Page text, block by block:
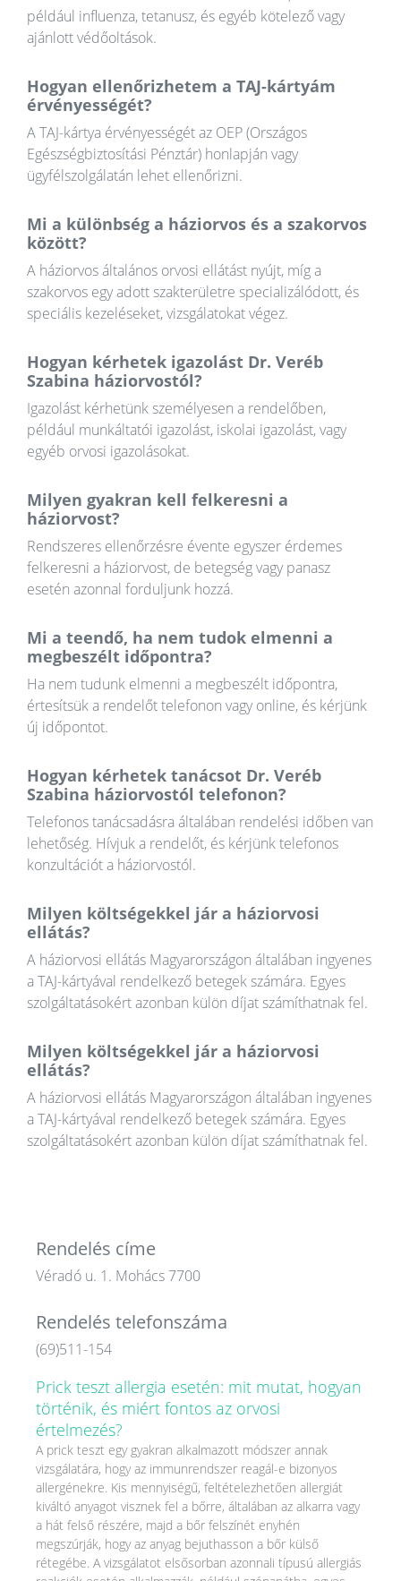
például influenza, tetanusz, és egyéb kötelező vagy
ajánlott védőoltások.
Hogyan ellenőrizhetem a TAJ-kártyám
érvényességét?
A TAJ-kártya érvényességét az OEP (Országos
Egészségbiztosítási Pénztár) honlapján vagy
ügyfélszolgálatán lehet ellenőrizni.
Mi a különbség a háziorvos és a szakorvos
között?
A háziorvos általános orvosi ellátást nyújt, míg a
szakorvos egy adott szakterületre specializálódott, és
speciális kezeléseket, vizsgálatokat végez.
Hogyan kérhetek igazolást Dr. Veréb
Szabina háziorvostól?
Igazolást kérhetünk személyesen a rendelőben,
például munkáltatói igazolást, iskolai igazolást, vagy
egyéb orvosi igazolásokat.
Milyen gyakran kell felkeresni a
háziorvost?
Rendszeres ellenőrzésre évente egyszer érdemes
felkeresni a háziorvost, de betegség vagy panasz
esetén azonnal forduljunk hozzá.
Mi a teendő, ha nem tudok elmenni a
megbeszélt időpontra?
Ha nem tudunk elmenni a megbeszélt időpontra,
értesítsük a rendelőt telefonon vagy online, és kérjünk
új időpontot.
Hogyan kérhetek tanácsot Dr. Veréb
Szabina háziorvostól telefonon?
Telefonos tanácsadásra általában rendelési időben van
lehetőség. Hívjuk a rendelőt, és kérjünk telefonos
konzultációt a háziorvostól.
Milyen költségekkel jár a háziorvosi
ellátás?
A háziorvosi ellátás Magyarországon általában ingyenes
a TAJ-kártyával rendelkező betegek számára. Egyes
szolgáltatásokért azonban külön díjat számíthatnak fel.
Milyen költségekkel jár a háziorvosi
ellátás?
A háziorvosi ellátás Magyarországon általában ingyenes
a TAJ-kártyával rendelkező betegek számára. Egyes
szolgáltatásokért azonban külön díjat számíthatnak fel.
Rendelés címe
Véradó u. 1. Mohács 7700
Rendelés telefonszáma
(69)511-154
Prick teszt allergia esetén: mit mutat, hogyan
történik, és miért fontos az orvosi
értelmezés?
A prick teszt egy gyakran alkalmazott módszer annak
vizsgálatára, hogy az immunrendszer reagál-e bizonyos
allergénekre. Kis mennyiségű, feltételezhetően allergiát
kiváltó anyagot visznek fel a bőrre, általában az alkarra vagy
a hát felső részére, majd a bőr felszínét enyhén
megszúrják, hogy az anyag bejuthasson a bőr külső
rétegébe. A vizsgálatot elsősorban azonnali típusú allergiás